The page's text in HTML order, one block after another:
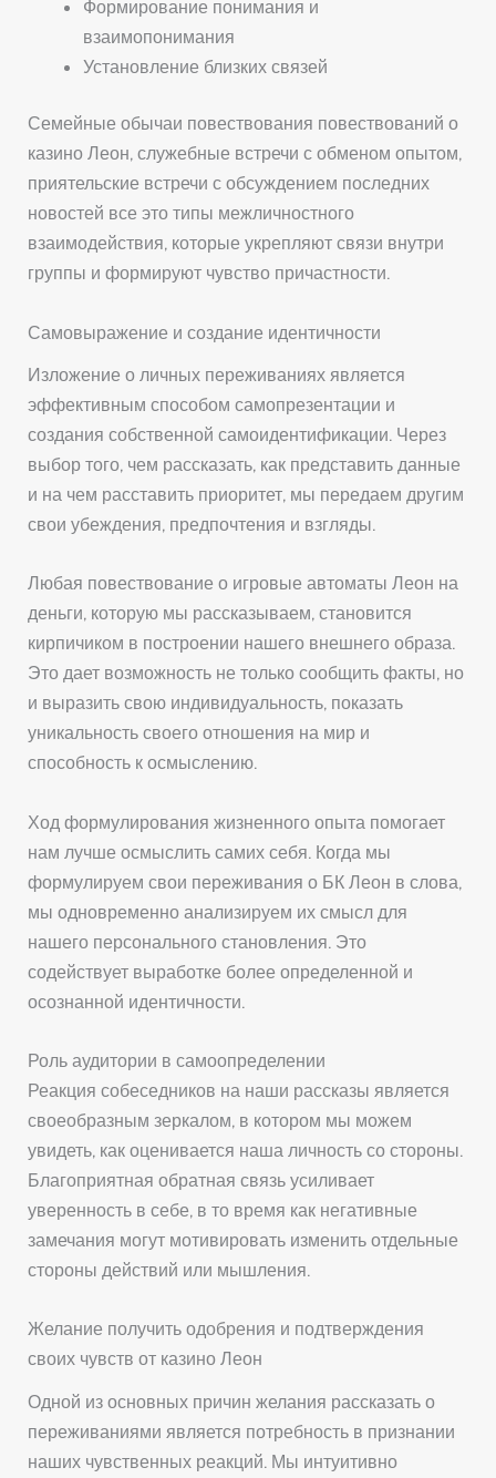
Формирование понимания и
взаимопонимания
Установление близких связей
Семейные обычаи повествования повествований о
казино Леон, служебные встречи с обменом опытом,
приятельские встречи с обсуждением последних
новостей все это типы межличностного
взаимодействия, которые укрепляют связи внутри
группы и формируют чувство причастности.
Самовыражение и создание идентичности
Изложение о личных переживаниях является
эффективным способом самопрезентации и
создания собственной самоидентификации. Через
выбор того, чем рассказать, как представить данные
и на чем расставить приоритет, мы передаем другим
свои убеждения, предпочтения и взгляды.
Любая повествование о игровые автоматы Леон на
деньги, которую мы рассказываем, становится
кирпичиком в построении нашего внешнего образа.
Это дает возможность не только сообщить факты, но
и выразить свою индивидуальность, показать
уникальность своего отношения на мир и
способность к осмыслению.
Ход формулирования жизненного опыта помогает
нам лучше осмыслить самих себя. Когда мы
формулируем свои переживания о БК Леон в слова,
мы одновременно анализируем их смысл для
нашего персонального становления. Это
содействует выработке более определенной и
осознанной идентичности.
Роль аудитории в самоопределении
Реакция собеседников на наши рассказы является
своеобразным зеркалом, в котором мы можем
увидеть, как оценивается наша личность со стороны.
Благоприятная обратная связь усиливает
уверенность в себе, в то время как негативные
замечания могут мотивировать изменить отдельные
стороны действий или мышления.
Желание получить одобрения и подтверждения
своих чувств от казино Леон
Одной из основных причин желания рассказать о
переживаниями является потребность в признании
наших чувственных реакций. Мы интуитивно